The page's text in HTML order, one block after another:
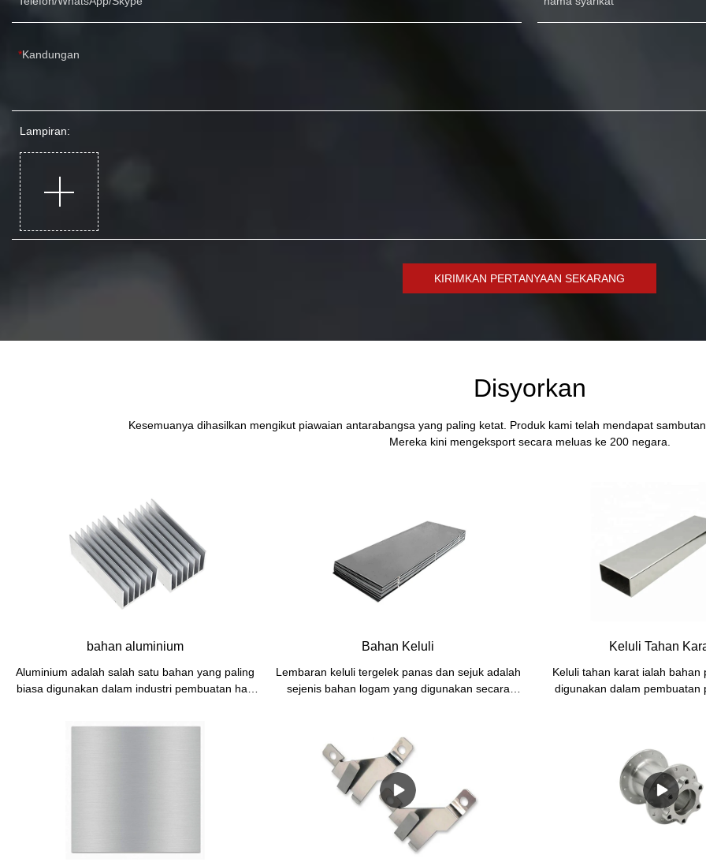
Kandungan
Lampiran:
KIRIMKAN PERTANYAAN SEKARANG
Disyorkan
Kesemuanya dihasilkan mengikut piawaian antarabangsa yang paling ketat. Produk kami telah mendapat
Mereka kini mengeksport secara meluas ke 200 negara.
bahan aluminium
Aluminium adalah salah satu bahan yang paling
biasa digunakan dalam industri pembuatan hari
Bahan Keluli
Lembaran keluli tergelek panas dan sejuk adalah
sejenis bahan logam yang digunakan secara
Keluli gulung sejuk disyorkan untuk selongsong
kegunaan umum. Ia menyediakan gabungan
yang baik antara kos dan integriti struktur
(kekakuan).
Keluli Tahan
Keluli tahan karat ialah bahan
digunakan dalam pembuatan
karat dan pelbagai aplikasinya
pembuatan.